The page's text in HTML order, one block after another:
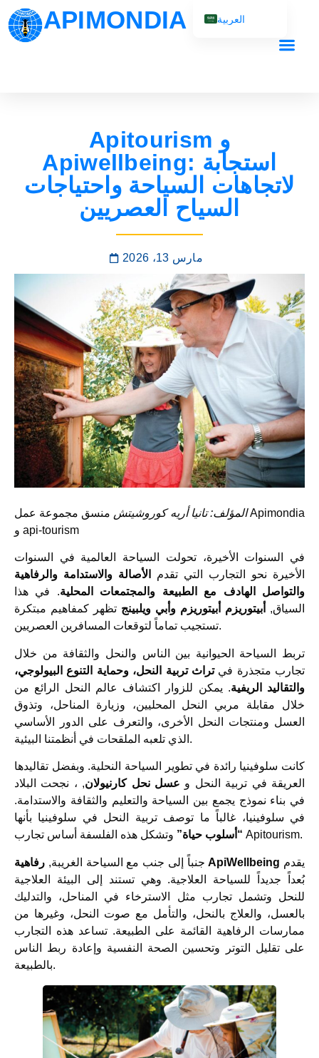
APIMONDIA
Apitourism و
Apiwellbeing: استجابة
لاتجاهات السياحة واحتياجات
السياح العصريين
مارس 13، 2026
المؤلف: تانيا أريه كوروشيتش منسق مجموعة عمل Apimondia
و api-tourism
في السنوات الأخيرة، تحولت السياحة العالمية في السنوات
الأخيرة نحو التجارب التي تقدم
الأصالة والاستدامة والرفاهية
والتواصل الهادف مع الطبيعة والمجتمعات المحلية. في هذا
السياق,
أبيتوريزم أبيتوريزم وأبي ويلبينج تظهر كمفاهيم مبتكرة
تستجيب تماماً لتوقعات المسافرين العصريين.
تربط السياحة الحيوانية بين الناس والنحل والثقافة من خلال
تجارب متجذرة فيتراث تربية النحل، وحماية التنوع البيولوجي،
والتقاليد الريفية. يمكن للزوار اكتشاف عالم النحل الرائع من
خلال مقابلة مربي النحل المحليين، وزيارة المناحل، وتذوق
العسل ومنتجات النحل الأخرى، والتعرف على الدور الأساسي
الذي تلعبه الملقحات في أنظمتنا البيئية.
كانت سلوفينيا رائدة في تطوير السياحة النحلية. وبفضل تقاليدها
العريقة في تربية النحل و عسل نحل كارنيولان, ، نجحت البلاد
في بناء نموذج يجمع بين السياحة والتعليم والثقافة والاستدامة.
في سلوفينيا، غالباً ما توصف تربية النحل في سلوفينيا بأنها
“أسلوب حياة” وتشكل هذه الفلسفة أساس تجارب Apitourism.
جنباً إلى جنب مع السياحة الغريبة, رفاهية ApiWellbeing
بُعداً جديداً للسياحة العلاجية. وهي تستند إلى البيئة العلاجية
للنحل وتشمل تجارب مثل الاسترخاء في المناحل، والتدليك
بالعسل، والعلاج بالنحل، والتأمل مع صوت النحل، وغيرها من
ممارسات الرفاهية القائمة على الطبيعة. تساعد هذه التجارب
على تقليل التوتر وتحسين الصحة النفسية وإعادة ربط الناس
بالطبيعة.
العربية
Русский